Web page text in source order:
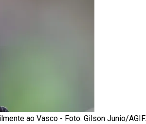
ao Vasco - Foto: Gilson Junio/AGIF.